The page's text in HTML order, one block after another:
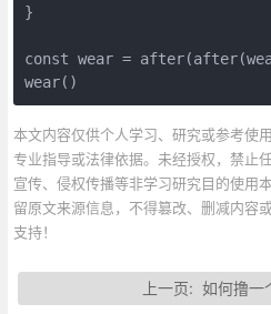
}
const wear =
wear()
本文内容仅供个人学习、研究或参考使
专业指导或法律依据。未经授权，禁止
宣传、侵权传播等非学习研究目的使用
留原文来源信息，不得篡改、删减内容
支持！
上一页: 如何撸一